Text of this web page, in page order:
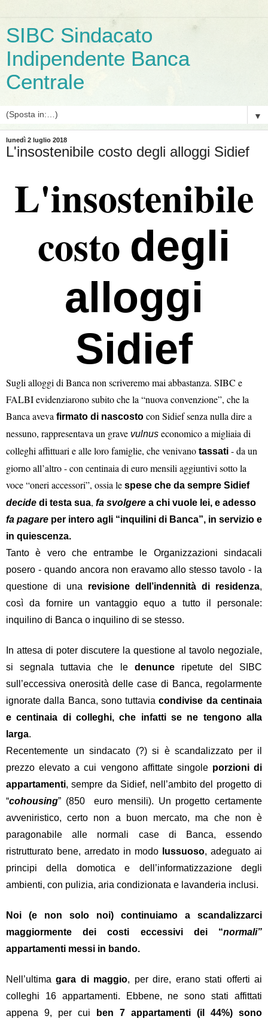
SIBC Sindacato
Indipendente Banca
Centrale
▼
lunedì 2 luglio 2018
L'insostenibile costo degli alloggi Sidief
L'insostenibile
costo degli
alloggi
Sidief
Sugli alloggi di Banca non scriveremo mai abbastanza. SIBC e
FALBI evidenziarono subito che la “nuova convenzione”, che la
Banca aveva firmato di nascosto con Sidief senza nulla dire a
nessuno, rappresentava un grave vulnus economico a migliaia di
colleghi affittuari e alle loro famiglie, che venivano tassati - da un
giorno all’altro - con centinaia di euro mensili aggiuntivi sotto la
voce “oneri accessori”, ossia le spese che da sempre Sidief
decide di testa sua, fa svolgere a chi vuole lei, e adesso
fa pagare per intero agli “inquilini di Banca”, in servizio e
in quiescenza.
Tanto è vero che entrambe le Organizzazioni sindacali
posero - quando ancora non eravamo allo stesso tavolo - la
questione di una revisione dell’indennità di residenza,
così da fornire un vantaggio equo a tutto il personale:
inquilino di Banca o inquilino di se stesso.
In attesa di poter discutere la questione al tavolo negoziale,
si segnala tuttavia che le denunceripetute del SIBC
sull’eccessiva onerosità delle case di Banca, regolarmente
ignorate dalla Banca, sono tuttaviacondivise da centinaia
e centinaia di colleghi, che infatti se ne tengono alla
larga.
Recentemente un sindacato (?) si è scandalizzato per il
prezzo elevato a cui vengono affittate singole porzioni di
appartamenti, sempre da Sidief, nell’ambito del progetto di
“cohousing” (850 euro mensili). Un progetto certamente
avveniristico, certo non a buon mercato, ma che non è
paragonabile alle normali case di Banca, essendo
ristrutturato bene, arredato in modo
lussuoso, adeguato ai
principi della domotica e dell’informatizzazione degli
ambienti, con pulizia, aria condizionata e lavanderia inclusi.
Noi (e non solo noi) continuiamo a scandalizzarci
maggiormente dei costi eccessivi dei “normali”
appartamenti messi in bando.
Nell’ultimagara di maggio, per dire, erano stati offerti ai
colleghi 16 appartamenti. Ebbene, ne sono stati affittati
appena 9, per cui
ben 7 appartamenti (il 44%) sono